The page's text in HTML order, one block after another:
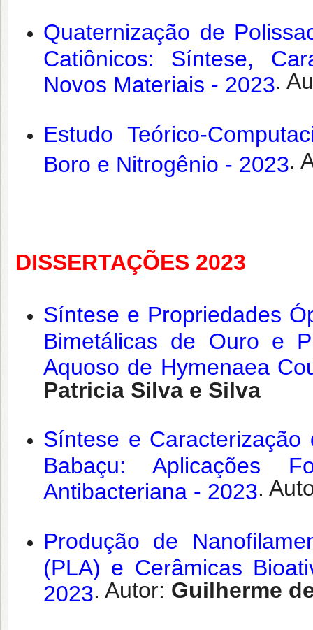
Quaternização de
Catiônicos: Síntese,
Novos Materiais - 2023.
Estudo Teórico-
Boro e Nitrogênio - 2023.
DISSERTAÇÕES 2023
Síntese e Propriedades
Bimetálicas de Ouro e
Aquoso de Hymenaea
Patricia Silva e Silva
Síntese e Caracterização
Babaçu: Aplicações
Antibacteriana - 2023.
Produção de
(PLA) e Cerâmicas
2023. Autor: Guilherme